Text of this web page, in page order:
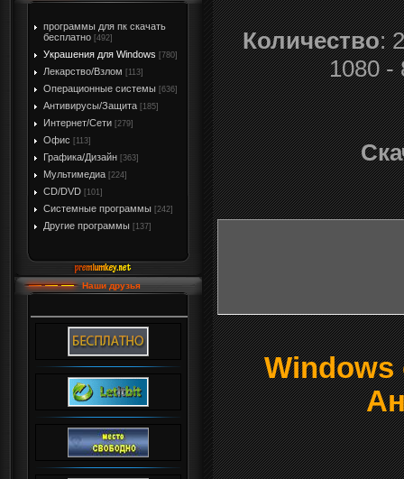
программы для пк скачать
бесплатно [492]
Украшения для Windows [780]
Лекарство/Взлом [113]
Операционные системы [636]
Антивирусы/Защита [185]
Интернет/Сети [279]
Офис [113]
Графика/Дизайн [363]
Мультимедиа [224]
CD/DVD [101]
Системные программы [242]
Другие программы [137]
Наши друзья
Количество:
1080 -
Windows